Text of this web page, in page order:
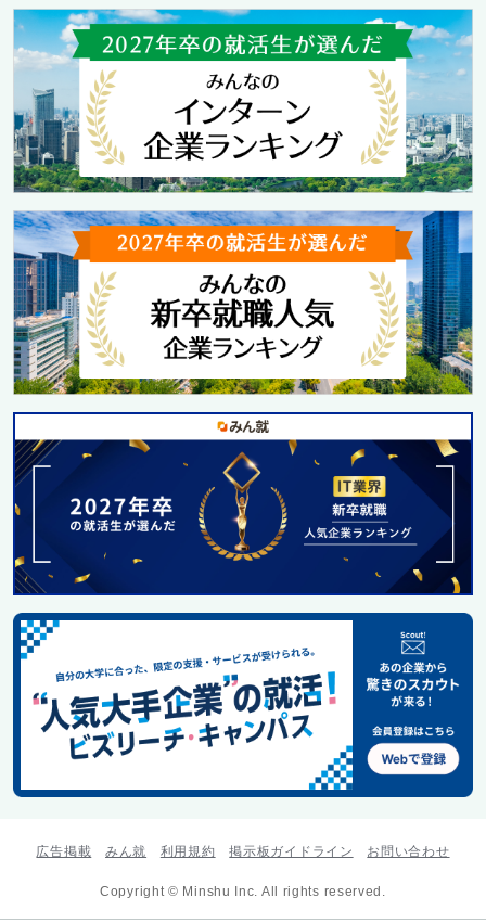
広告掲載 みん就 利用規約 掲示板ガイドライン お問い合わせ
Copyright © Minshu Inc. All rights reserved.